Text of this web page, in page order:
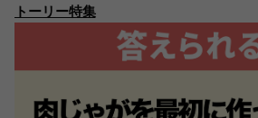
トーリー特集